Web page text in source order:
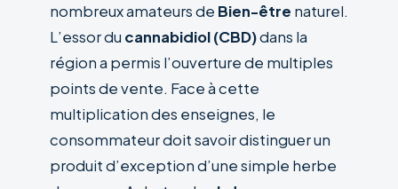
nombreux amateurs de Bien-être naturel.
L’essor du cannabidiol (CBD)dans la
région a permis l’ouverture de multiples
points de vente. Face à cette
multiplication des enseignes, le
consommateur doit savoir distinguer un
produit d’exception d’une simple herbe